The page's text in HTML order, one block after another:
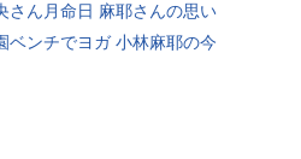
さん月命日 麻耶さんの思い
ベンチでヨガ 小林麻耶の今